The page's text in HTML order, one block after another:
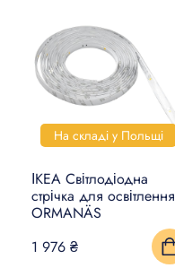
На складі у Польщі
ІКЕА Світлодіодна
стрічка для освітлення
ORMANÄS
1 976 ₴